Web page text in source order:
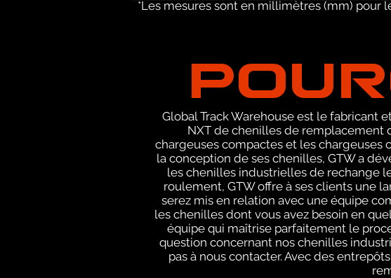
*Les mesures sont en millimètres (mm) pour
Global Track Warehouse est le fabricant
NXT de chenilles de remplacement
chargeuses compactes et les chargeuses
la conception de ses chenilles, GTW a
les chenilles industrielles de rechange
roulement, GTW offre à ses clients une
serez mis en relation avec une équipe
les chenilles dont vous avez besoin en
équipe qui maîtrise parfaitement le
question concernant nos chenilles
pas à nous contacter. Avec des